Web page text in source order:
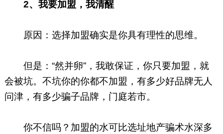
2、我要加盟，我清醒
原因：选择加盟确实是你具有理性的思维。
但是：“然并卵”，我敢保证，你只要加盟，就
会被坑。不坑你的你都不加盟，有多少好品牌无人
问津，有多少骗子品牌，门庭若市。
你不信吗？加盟的水可比选址地产骗术水深多